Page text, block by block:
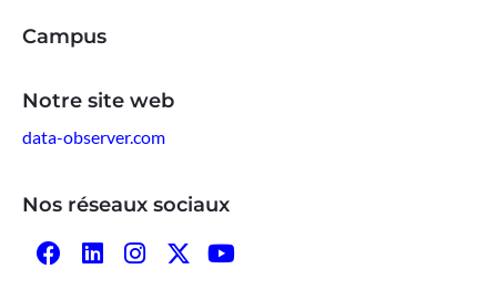
Campus
Notre site web
data-observer.com
Nos réseaux sociaux